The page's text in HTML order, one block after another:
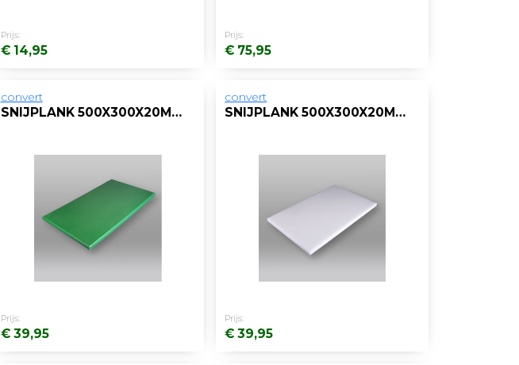
Prijs:
€ 14,95
Prijs:
€ 75,95
convert
SNIJPLANK 500X300X20MM ZONDER GEUL GROEN
Prijs:
€ 39,95
convert
SNIJPLANK 500X300X20MM ZONDER GEUL WIT
Prijs:
€ 39,95